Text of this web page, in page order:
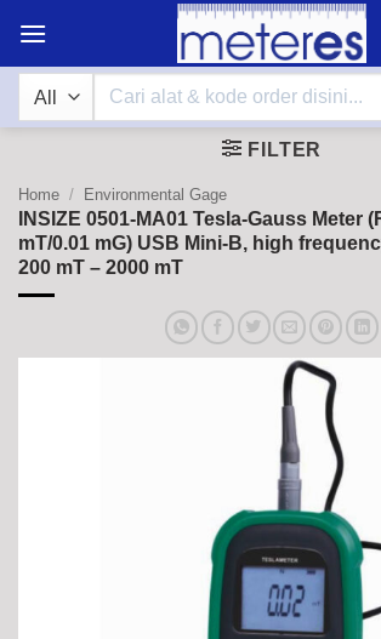
content
Search
FILTER
Home / Environmental Gage
INSIZE 0501-MA01 Tesla-Gauss Meter
mT/0.01 mG) USB Mini-B, high
200 mT – 2000 mT